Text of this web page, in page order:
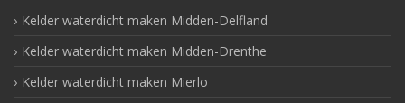
Kelder waterdicht maken Midden-Delfland
Kelder waterdicht maken Midden-Drenthe
Kelder waterdicht maken Mierlo